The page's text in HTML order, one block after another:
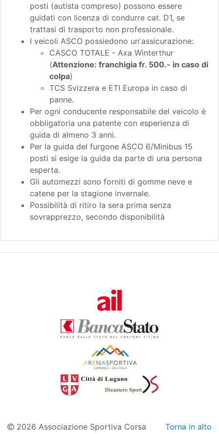
posti (autista compreso) possono essere
guidati con licenza di condurre cat. D1, se
trattasi di trasporto non professionale.
I veicoli ASCO possiedono un'assicurazione:
CASCO TOTALE - Axa Winterthur
(Attenzione: franchigia fr. 500.- in caso di
colpa)
TCS Svizzera e ETI Europa in caso di
panne.
Per ogni conducente responsabile del veicolo è
obbligatoria una patente con esperienza di
guida di almeno 3 anni.
Per la guida del furgone ASCO 6/Minibus 15
posti si esige la guida da parte di una persona
esperta.
Gli automezzi sono forniti di gomme neve e
catene per la stagione invernale.
Possibilità di ritiro la sera prima senza
sovrapprezzo, secondo disponibilità
Torna in alto
2026 Associazione Sportiva Corsa